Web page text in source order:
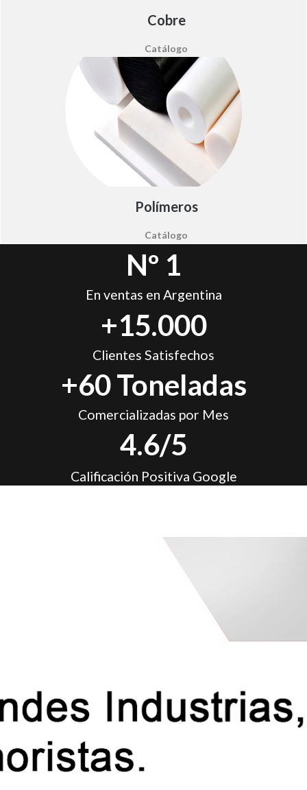
Cobre
Catálogo
Polímeros
Catálogo
Nº 1
En ventas en Argentina
+15.000
Clientes Satisfechos
+60 Toneladas
Comercializadas por Mes
4.6/5
Calificación Positiva Google